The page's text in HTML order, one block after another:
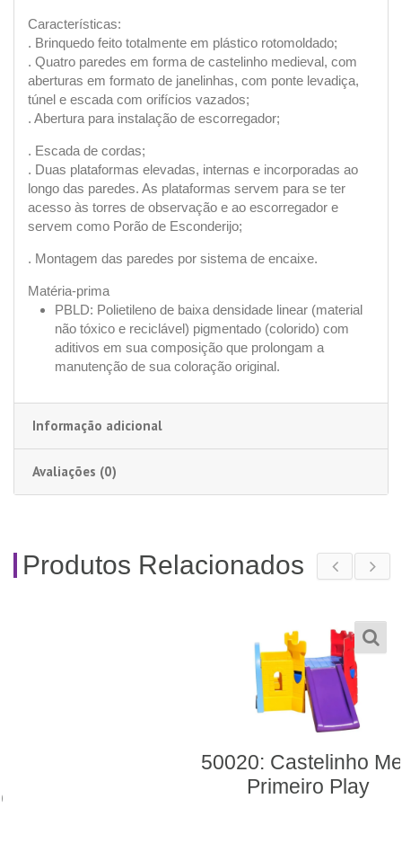
Características:
. Brinquedo feito totalmente em plástico rotomoldado;
. Quatro paredes em forma de castelinho medieval, com
aberturas em formato de janelinhas, com ponte levadiça,
túnel e escada com orifícios vazados;
. Abertura para instalação de escorregador;
. Escada de cordas;
. Duas plataformas elevadas, internas e incorporadas ao
longo das paredes. As plataformas servem para se ter
acesso às torres de observação e ao escorregador e
servem como Porão de Esconderijo;
. Montagem das paredes por sistema de encaixe.
Matéria-prima
PBLD: Polietileno de baixa densidade linear (material
não tóxico e reciclável) pigmentado (colorido) com
aditivos em sua composição que prolongam a
manutenção de sua coloração original.
Informação adicional
Avaliações (0)
Produtos Relacionados
50020: Castelinho Meu
Primeiro Play